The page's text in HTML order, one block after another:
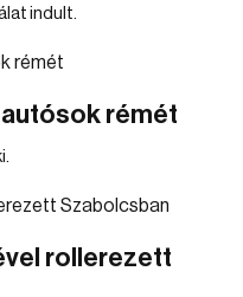
indult.
rémét
rollerezett